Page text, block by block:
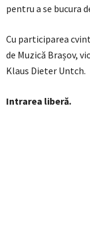
pentru a se bucura
Cu participarea
de Muzică Brașov,
Klaus Dieter Untch.
Intrarea liberă.